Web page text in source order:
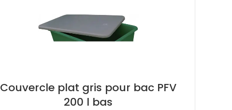
Couvercle plat gris pour bac PFV
200 l bas